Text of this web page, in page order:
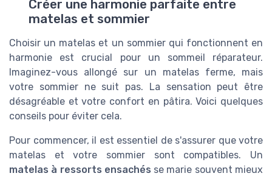
Créer une harmonie parfaite entre
matelas et sommier
Choisir un matelas et un sommier qui fonctionnent en
harmonie est crucial pour un sommeil réparateur.
Imaginez-vous allongé sur un matelas ferme, mais
votre sommier ne suit pas. La sensation peut être
désagréable et votre confort en pâtira. Voici quelques
conseils pour éviter cela.
Pour commencer, il est essentiel de s'assurer que votre
matelas et votre sommier sont compatibles. Un
matelas à ressorts ensachés se marie souvent mieux